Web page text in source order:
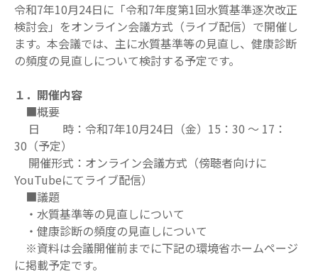
令和7年10月24日に「令和7年度第1回水質基準逐次改正
検討会」をオンライン会議方式（ライブ配信）で開催し
ます。本会議では、主に水質基準等の見直し、健康診断
の頻度の見直しについて検討する予定です。
１．開催内容
■概要
日 時：令和7年10月24日（金）15：30 ～ 17：
30（予定）
開催形式：オンライン会議方式（傍聴者向けに
YouTubeにてライブ配信）
■議題
・水質基準等の見直しについて
・健康診断の頻度の見直しについて
※資料は会議開催前までに下記の環境省ホームページ
に掲載予定です。